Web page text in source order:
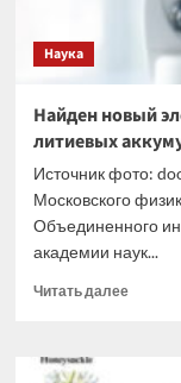
Наука
Найден новый
литиевых
Источник фото:
Московского
Объединенного
академии наук...
Читать далее